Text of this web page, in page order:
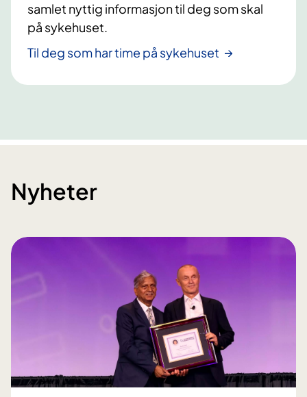
samlet nyttig informasjon til deg som skal
på sykehuset.
Til deg som har time på sykehuset
Nyheter